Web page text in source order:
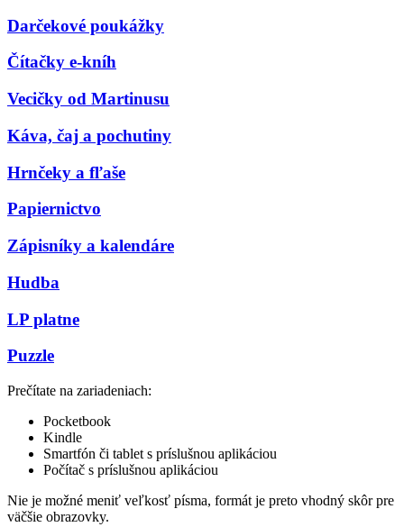
Darčekové poukážky
Čítačky e-kníh
Vecičky od Martinusu
Káva, čaj a pochutiny
Hrnčeky a fľaše
Papiernictvo
Zápisníky a kalendáre
Hudba
LP platne
Puzzle
Prečítate na zariadeniach:
Pocketbook
Kindle
Smartfón či tablet s príslušnou aplikáciou
Počítač s príslušnou aplikáciou
Nie je možné meniť veľkosť písma, formát je preto vhodný skôr pre
väčšie obrazovky.